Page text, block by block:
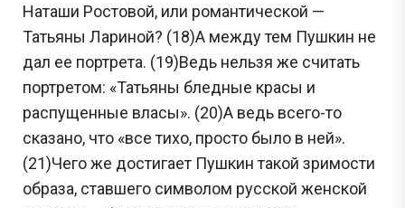
Наташи Ростовой, или романтической —
Татьяны Лариной? (18)А между тем Пушкин не
дал ее портрета. (19)Ведь нельзя же считать
портретом: «Татьяны бледные красы и
распущенные власы». (20)А ведь всего-то
сказано, что «все тихо, просто было в ней».
(21)Чего же достигает Пушкин такой зримости
образа, ставшего символом русской женской